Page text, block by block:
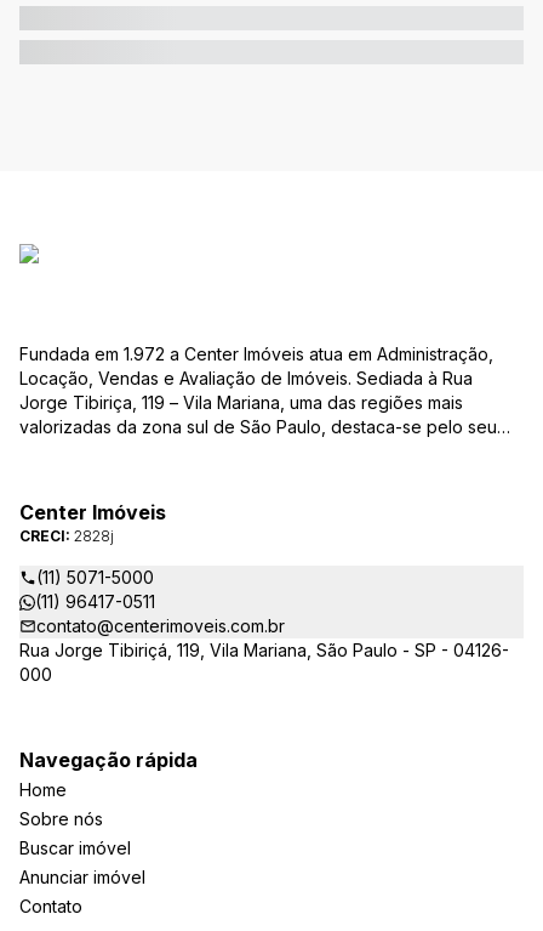
Fundada em 1.972 a Center Imóveis atua em Administração,
Locação, Vendas e Avaliação de Imóveis. Sediada à Rua
Jorge Tibiriça, 119 – Vila Mariana, uma das regiões mais
valorizadas da zona sul de São Paulo, destaca-se pelo seu
atuantes imobiliárias da região, credenciada junto ao Conselho
Regional dos Corretores de Imóveis (CRECI) e associada ao
Sindicato das Empresas de Compra, Venda, Locação e
Administração de Imóveis Residenciais e Comerciais de São
Paulo (SECOVI).
Center Imóveis
CRECI: 2828j
(11) 5071-5000
(11) 96417-0511
contato@centerimoveis.com.br
Rua Jorge Tibiriçá, 119, Vila Mariana, São Paulo - SP - 04126-
000
Navegação rápida
Home
Sobre nós
Buscar imóvel
Anunciar imóvel
Contato